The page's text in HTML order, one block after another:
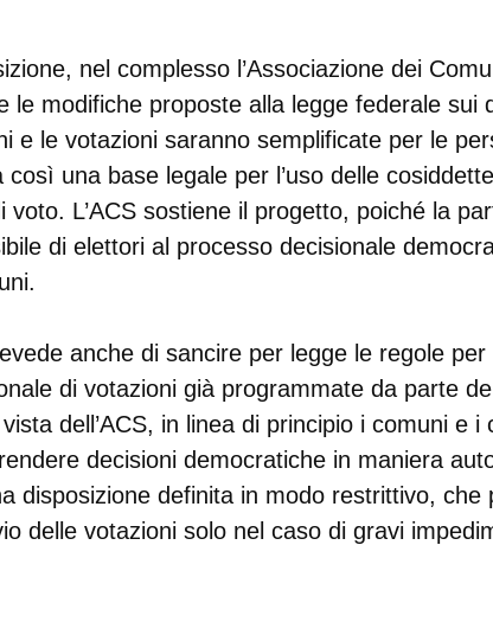
nel complesso l’Associazione dei
le modifiche proposte alla legge federale sui
e le votazioni saranno semplificate per le
una base legale per l’uso delle
voto. L’ACS sostiene il progetto, poiché la
di elettori al processo decisionale
anche di sancire per legge le regole per
di votazioni già programmate da parte
dell’ACS, in linea di principio i comuni e i
decisioni democratiche in maniera
disposizione definita in modo restrittivo, che
delle votazioni solo nel caso di gravi